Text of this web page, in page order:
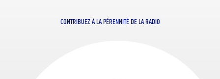
CONTRIBUEZ À LA PÉRENNITÉ DE LA RADIO